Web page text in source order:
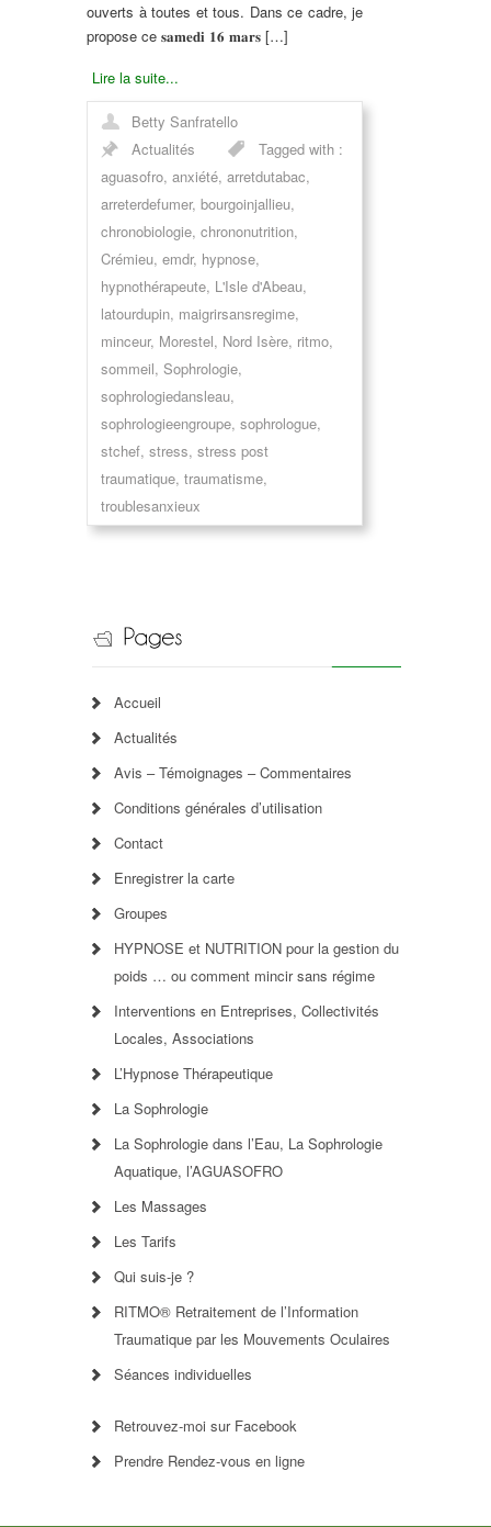
ouverts à toutes et tous. Dans ce cadre, je
propose ce 𝐬𝐚𝐦𝐞𝐝𝐢 𝟏𝟔 𝐦𝐚𝐫𝐬 […]
Lire la suite...
Betty Sanfratello
Actualités
Tagged with :
aguasofro, anxiété, arretdutabac,
arreterdefumer, bourgoinjallieu,
chronobiologie, chrononutrition,
Crémieu, emdr, hypnose,
hypnothérapeute, L'Isle d'Abeau,
latourdupin, maigrirsansregime,
minceur, Morestel, Nord Isère, ritmo,
sommeil, Sophrologie,
sophrologiedansleau,
sophrologieengroupe, sophrologue,
stchef, stress, stress post
traumatique, traumatisme,
troublesanxieux
Accueil
Actualités
Avis – Témoignages – Commentaires
Conditions générales d’utilisation
Contact
Enregistrer la carte
Groupes
HYPNOSE et NUTRITION pour la gestion du
poids … ou comment mincir sans régime
Interventions en Entreprises, Collectivités
Locales, Associations
L’Hypnose Thérapeutique
La Sophrologie
La Sophrologie dans l’Eau, La Sophrologie
Aquatique, l’AGUASOFRO
Les Massages
Les Tarifs
Qui suis-je ?
RITMO® Retraitement de l’Information
Traumatique par les Mouvements Oculaires
Séances individuelles
Retrouvez-moi sur Facebook
Prendre Rendez-vous en ligne